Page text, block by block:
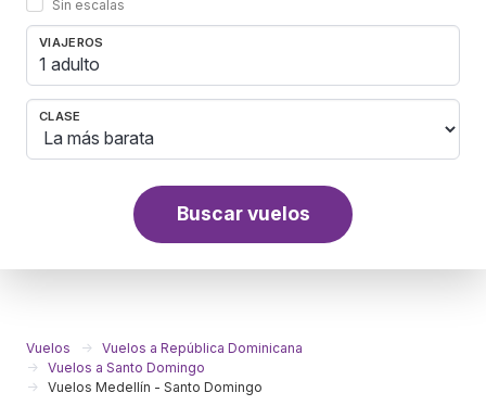
Sin escalas
VIAJEROS
1 adulto
CLASE
Buscar vuelos
Vuelos
Vuelos a República Dominicana
Vuelos a Santo Domingo
Vuelos Medellín - Santo Domingo